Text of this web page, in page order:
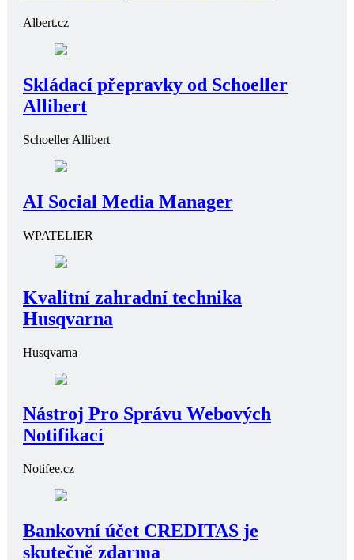
Albert.cz
Skládací přepravky od Schoeller
Allibert
Schoeller Allibert
AI Social Media Manager
WPATELIER
Kvalitní zahradní technika
Husqvarna
Husqvarna
Nástroj Pro Správu Webových
Notifikací
Notifee.cz
Bankovní účet CREDITAS je
skutečně zdarma